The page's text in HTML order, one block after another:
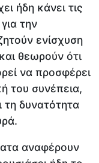
ήδη κάνει τις
την
ενίσχυση
θεωρούν ότι
να προσφέρει
του συνέπεια,
τη δυνατότητα
αναφέρουν